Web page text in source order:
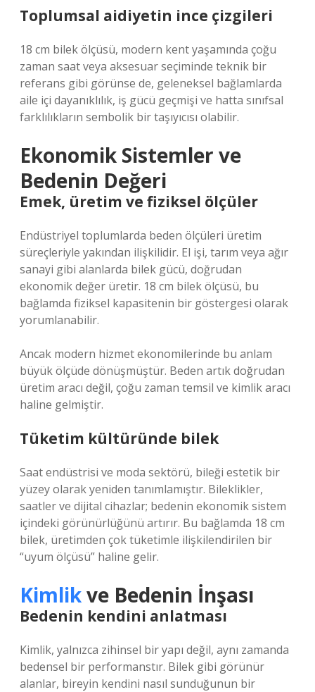
Toplumsal aidiyetin ince çizgileri
18 cm bilek ölçüsü, modern kent yaşamında çoğu
zaman saat veya aksesuar seçiminde teknik bir
referans gibi görünse de, geleneksel bağlamlarda
aile içi dayanıklılık, iş gücü geçmişi ve hatta sınıfsal
farklılıkların sembolik bir taşıyıcısı olabilir.
Ekonomik Sistemler ve
Bedenin Değeri
Emek, üretim ve fiziksel ölçüler
Endüstriyel toplumlarda beden ölçüleri üretim
süreçleriyle yakından ilişkilidir. El işi, tarım veya ağır
sanayi gibi alanlarda bilek gücü, doğrudan
ekonomik değer üretir. 18 cm bilek ölçüsü, bu
bağlamda fiziksel kapasitenin bir göstergesi olarak
yorumlanabilir.
Ancak modern hizmet ekonomilerinde bu anlam
büyük ölçüde dönüşmüştür. Beden artık doğrudan
üretim aracı değil, çoğu zaman temsil ve kimlik aracı
haline gelmiştir.
Tüketim kültüründe bilek
Saat endüstrisi ve moda sektörü, bileği estetik bir
yüzey olarak yeniden tanımlamıştır. Bileklikler,
saatler ve dijital cihazlar; bedenin ekonomik sistem
içindeki görünürlüğünü artırır. Bu bağlamda 18 cm
bilek, üretimden çok tüketimle ilişkilendirilen bir
“uyum ölçüsü” haline gelir.
Kimlikve Bedenin İnşası
Bedenin kendini anlatması
Kimlik, yalnızca zihinsel bir yapı değil, aynı zamanda
bedensel bir performanstır. Bilek gibi görünür
alanlar, bireyin kendini nasıl sunduğunun bir